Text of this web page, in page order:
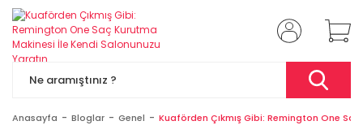
Anasayfa Bloglar Genel Kuaförden Çıkmış Gibi: Remington One